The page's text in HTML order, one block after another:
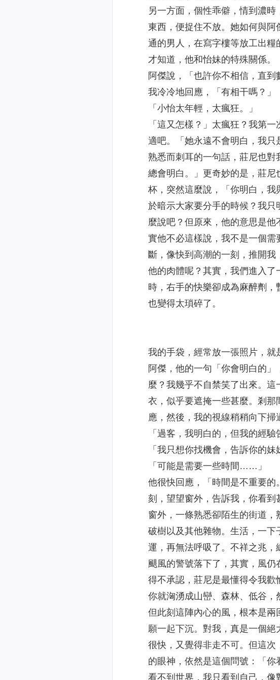
另一方面，個性乖僻，情到濃
東西，便捉住不放。她如何與
通的男人，在寫字樓等放工出
才知道，他和怡妹的特殊關係。
阿傑說，「也許你不相信，直到
我冷冷地回應，「有相干嗎？」
「小怡太年輕，太瘋狂。」
「這又怎樣？」太瘋狂？我第
適吧。「她永遠不會明白，我只
熟悉而刺耳的一句話，莊尼也
總會明白。」更奇妙的是，莊
杯，突然這麼說，「你明白，
於暗示大家要分手的時候？我
麼說吧？但原來，他的意思是
實他不必這樣說，我不是一個
斷，像快到高潮的一刻，推開
他的肉體呢？其實，我們進入
時，右手的快樂卻成為麻醉劑
也變得太瑣碎了。
我的手袋，經常放一張照片，
阿傑，他的一句「你會明白的
麼？我幾乎不自禁笑了出來。
衣，似乎要遮掩一些甚麼。剎
應，然後，我的視線稍稍向下
「過客，我明白的，但我的經
「我只想你找機會，告訴你的
「可能是需要一些時間……」
他很快回應，「時間是不重要
刻，望望窗外，告訴我，你看到
窗外，一條熟悉卻陌生的街道
破樹以及其他雜物。生活，一
運，再無法呼吸了。不祥之兆，
颶風的警號落下了，其實，風
得不承認，莊尼是最懂得令我歡
你就洶湧成山巒、森林、低谷，
但此刻這陣內心的風，根本是
願一起下沉。對我，真是一個絕
很快，又覺得非走不可。但這
的眼神，依然是這個問號：「
看不到世界，我只看到自己，